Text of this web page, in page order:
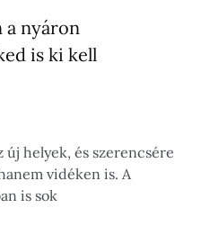
a nyáron
is ki kell
új helyek, és szerencsére
vidéken is. A
is sok